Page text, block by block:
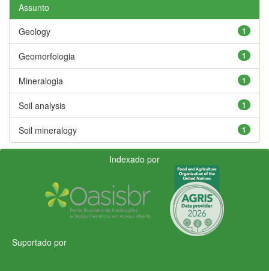
Assunto
1
Geology
1
Geomorfologia
1
Mineralogia
1
Soil analysis
1
Soil mineralogy
Indexado por
Suportado por